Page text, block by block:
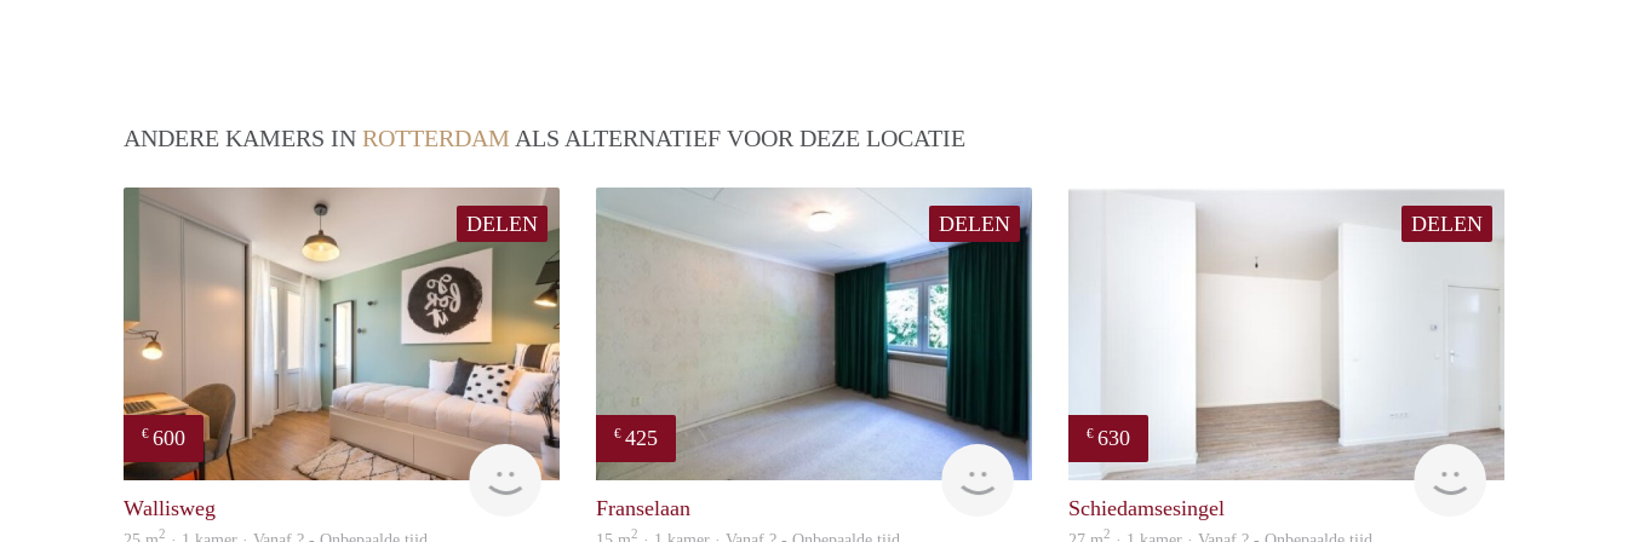
ANDERE KAMERS IN ROTTERDAM ALS ALTERNATIEF VOOR DEZE LOCATIE
DELEN
€ 600
finder
Wallisweg
2
DELEN
€ 425
finder
Franselaan
2
DELEN
€ 630
Schiedamsesingel
2